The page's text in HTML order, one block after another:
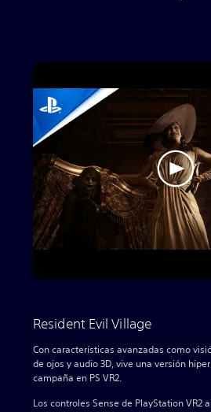
Resident Evil Village
Con características avanzadas como
de ojos y audio 3D, vive una versión
campaña en PS VR2.
Los controles Sense de PlayStation VR2